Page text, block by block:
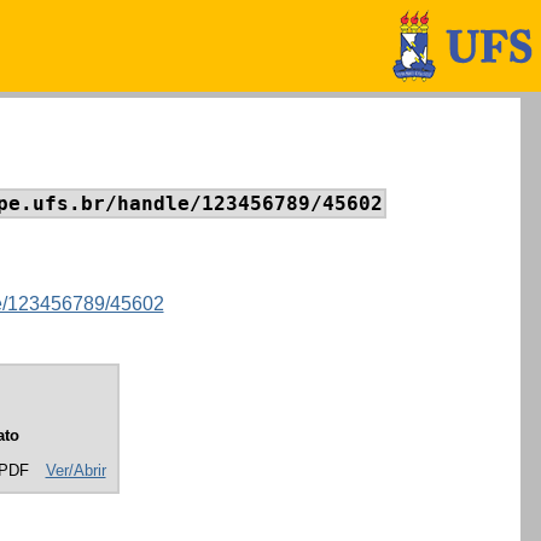
handle/123456789/45602
123456789/45602
Ver/Abrir